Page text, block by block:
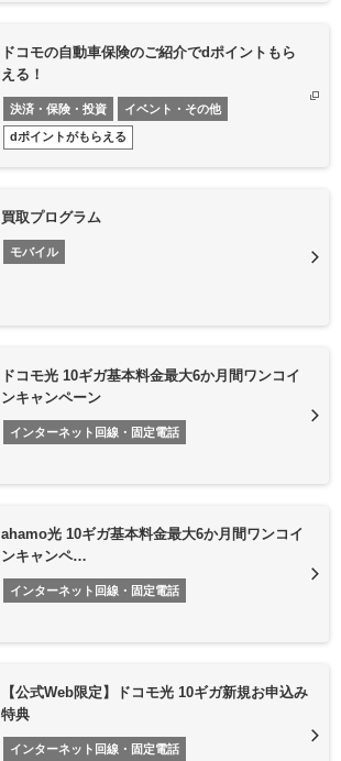
ドコモの自動車保険のご紹介でdポイントもら
える！
決済・保険・投資 イベント・その他
dポイントがもらえる
買取プログラム
モバイル
ドコモ光 10ギガ基本料金最大6か月間ワンコイ
ンキャンペーン
インターネット回線・固定電話
ahamo光 10ギガ基本料金最大6か月間ワンコイ
ンキャンペ…
インターネット回線・固定電話
【公式Web限定】ドコモ光 10ギガ新規お申込み
特典
インターネット回線・固定電話